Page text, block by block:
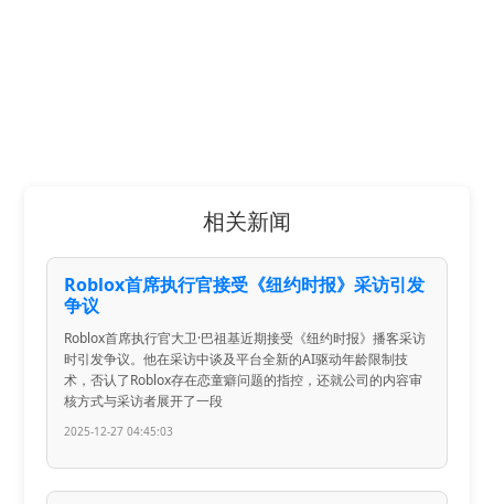
相关新闻
Roblox首席执行官接受《纽约时报》采访引发
争议
Roblox首席执行官大卫·巴祖基近期接受《纽约时报》播客采访
时引发争议。他在采访中谈及平台全新的AI驱动年龄限制技
术，否认了Roblox存在恋童癖问题的指控，还就公司的内容审
核方式与采访者展开了一段
2025-12-27 04:45:03